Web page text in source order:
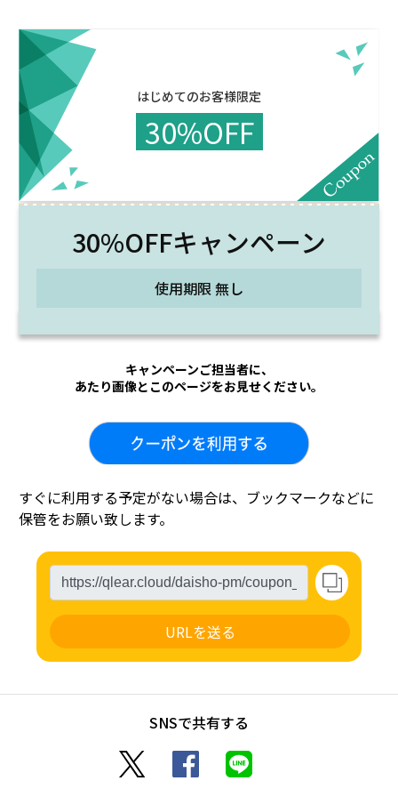
はじめてのお客様限定
30%OFF
30%OFFキャンペーン
使用期限 無し
キャンペーンご担当者に、
あたり画像とこのページをお見せください。
すぐに利用する予定がない場合は、ブックマークなどに
保管をお願い致します。
URLを送る
SNSで共有する